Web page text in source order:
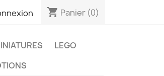
shopping_cart Panier (0)
LEGO